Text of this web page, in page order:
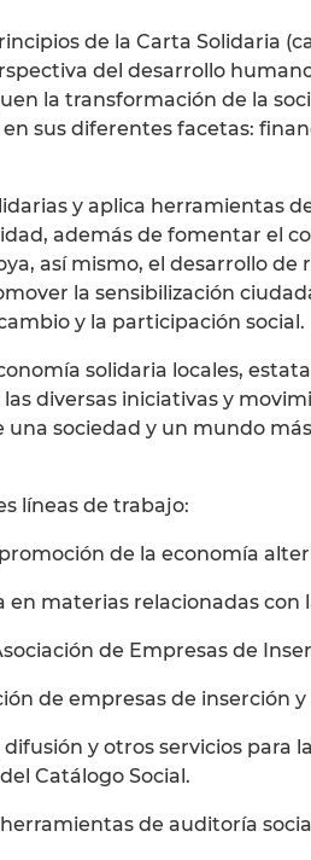
de la Carta Solidaria
del desarrollo
la transformación de la
sus diferentes facetas:
y aplica herramientas
además de fomentar el
así mismo, el desarrollo de
la sensibilización
y la participación social.
solidaria locales,
diversas iniciativas y
sociedad y un mundo
líneas de trabajo:
de la economía
materias relacionadas con
de Empresas de
de empresas de inserción y
y otros servicios para
Catálogo Social.
de auditoría